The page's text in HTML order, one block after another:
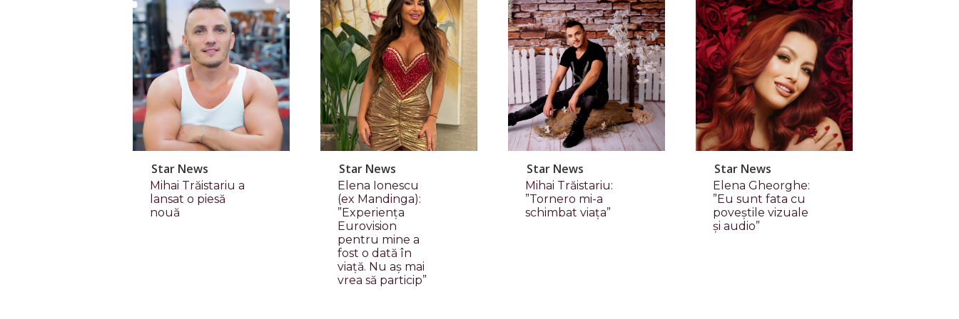
Star News
Mihai Trăistariu a
lansat o piesă
nouă
Star News
Elena Ionescu
(ex Mandinga):
”Experiența
Eurovision
pentru mine a
fost o dată în
viață. Nu aș mai
vrea să particip”
Star News
Mihai Trăistariu:
”Tornero mi-a
schimbat viața”
Star News
Elena Gheorghe:
”Eu sunt fata cu
poveștile vizuale
și audio”